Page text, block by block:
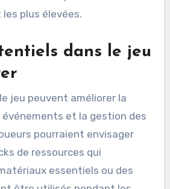
plus élevées.
dans le jeu
jeu peuvent améliorer la
et la gestion des
pourraient envisager
de ressources qui
essentiels ou des